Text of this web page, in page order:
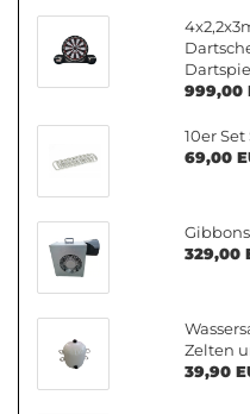
999,00
10er
69,00
329,00
Zelten
39,90